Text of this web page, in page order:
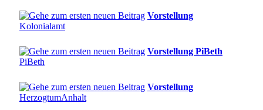
Vorstellung
Kolonialamt
Vorstellung PiBeth
PiBeth
Vorstellung
HerzogtumAnhalt